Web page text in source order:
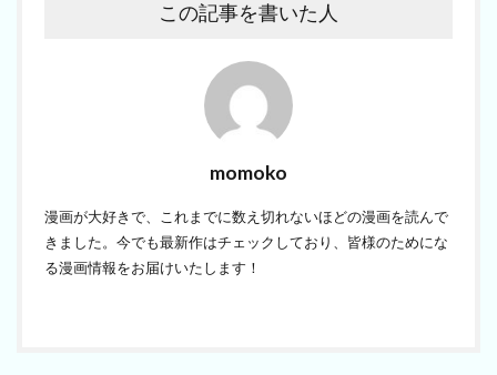
この記事を書いた人
momoko
漫画が大好きで、これまでに数え切れないほどの漫画を読んで
きました。今でも最新作はチェックしており、皆様のためにな
る漫画情報をお届けいたします！